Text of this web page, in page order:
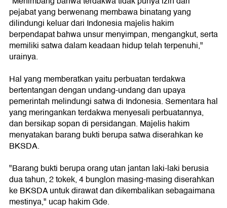
pejabat yang berwenang membawa binatang yang
dilindungi keluar dari Indonesia majelis hakim
berpendapat bahwa unsur menyimpan, mengangkut, serta
memiliki satwa dalam keadaan hidup telah terpenuhi,"
urainya.
Hal yang memberatkan yaitu perbuatan terdakwa
bertentangan dengan undang-undang dan upaya
pemerintah melindungi satwa di Indonesia. Sementara hal
yang meringankan terdakwa menyesali perbuatannya,
dan bersikap sopan di persidangan. Majelis hakim
menyatakan barang bukti berupa satwa diserahkan ke
BKSDA.
"Barang bukti berupa orang utan jantan laki-laki berusia
dua tahun, 2 tokek, 4 bunglon masing-masing diserahkan
ke BKSDA untuk dirawat dan dikembalikan sebagaimana
mestinya," ucap hakim Gde.